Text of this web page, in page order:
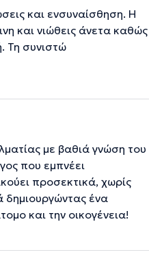
και ενσυναίσθηση. Η
και νιώθεις άνετα καθώς
Τη συνιστώ
με βαθιά γνώση του
που εμπνέει
προσεκτικά, χωρίς
δημιουργώντας ένα
και την οικογένεια!